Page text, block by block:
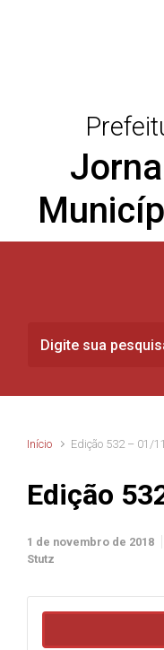
Início Edição 532 – 01/
Edição
1 de novembro de 2018
Stutz